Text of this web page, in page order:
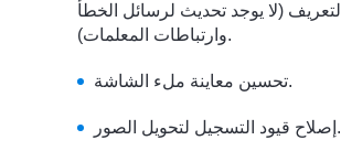
التعريف (لا يوجد تحديث لرسائل الخطأ
وارتباطات المعلمات).
تحسين معاينة ملء الشاشة.
إصلاح قيود التسجيل لتحويل الصور.